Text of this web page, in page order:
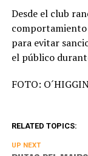
Desde el club
comportamiento
para evitar
el público
FOTO:
RELATED TOPICS:
UP NEXT